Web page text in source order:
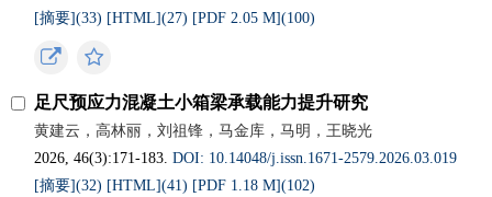
[摘要](33) [HTML](27) [PDF 2.05 M](100)
足尺预应力混凝土小箱梁承载能力提升研究
黄建云，高林丽，刘祖锋，马金库，马明，王晓光
2026, 46(3):171-183.DOI: 10.14048/j.issn.1671-2579.2026.03.019
[摘要](32) [HTML](41) [PDF 1.18 M](102)